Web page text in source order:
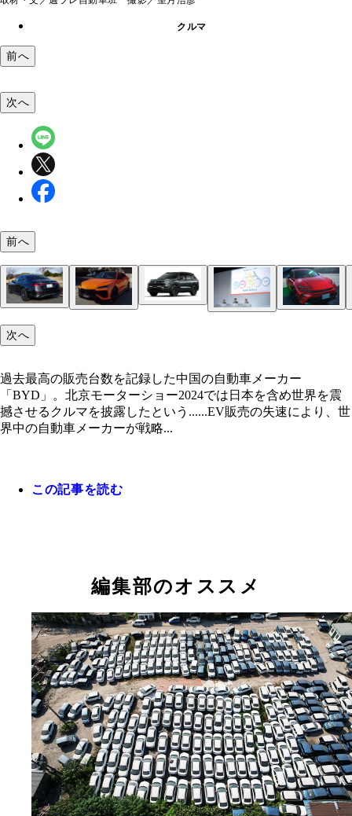
クルマ
前へ
充電と給油がフルなら一般家庭の12日分の電気量
言及
次へ
前へ
次へ
過去最高の販売台数を記録した中国の自動車メーカー
「BYD」。北京モーターショー2024では日本を含め世界を震
撼させるクルマを披露したという......EV販売の失速により、世
界中の自動車メーカーが戦略...
この記事を読む
編集部のオススメ